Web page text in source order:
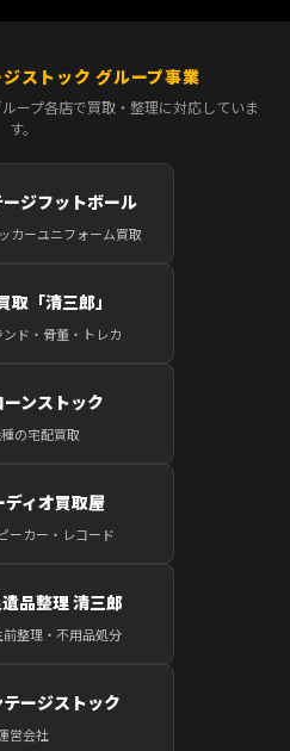
ストック グループ事業
ープ各店で買取・整理に対応していま
す。
ジフットボール
カーユニフォーム買取
取「清三郎」
ド・骨董・トレカ
ーンストック
の宅配買取
ディオ買取屋
ーカー・レコード
品整理 清三郎
整理・不用品処分
ージストック
営会社